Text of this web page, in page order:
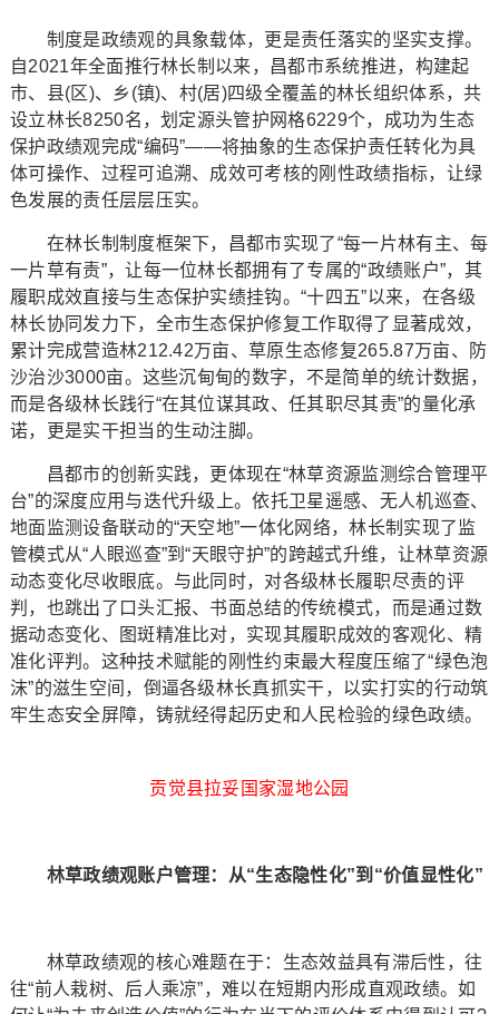
制度是政绩观的具象载体，更是责任落实的坚实支撑。
自2021年全面推行林长制以来，昌都市系统推进，构建起
市、县(区)、乡(镇)、村(居)四级全覆盖的林长组织体系，共
设立林长8250名，划定源头管护网格6229个，成功为生态
保护政绩观完成“编码”——将抽象的生态保护责任转化为具
体可操作、过程可追溯、成效可考核的刚性政绩指标，让绿
色发展的责任层层压实。
在林长制制度框架下，昌都市实现了“每一片林有主、每
一片草有责”，让每一位林长都拥有了专属的“政绩账户”，其
履职成效直接与生态保护实绩挂钩。“十四五”以来，在各级
林长协同发力下，全市生态保护修复工作取得了显著成效，
累计完成营造林212.42万亩、草原生态修复265.87万亩、防
沙治沙3000亩。这些沉甸甸的数字，不是简单的统计数据，
而是各级林长践行“在其位谋其政、任其职尽其责”的量化承
诺，更是实干担当的生动注脚。
昌都市的创新实践，更体现在“林草资源监测综合管理平
台”的深度应用与迭代升级上。依托卫星遥感、无人机巡查、
地面监测设备联动的“天空地”一体化网络，林长制实现了监
管模式从“人眼巡查”到“天眼守护”的跨越式升维，让林草资源
动态变化尽收眼底。与此同时，对各级林长履职尽责的评
判，也跳出了口头汇报、书面总结的传统模式，而是通过数
据动态变化、图斑精准比对，实现其履职成效的客观化、精
准化评判。这种技术赋能的刚性约束最大程度压缩了“绿色泡
沫”的滋生空间，倒逼各级林长真抓实干，以实打实的行动筑
牢生态安全屏障，铸就经得起历史和人民检验的绿色政绩。
贡觉县拉妥国家湿地公园
林草政绩观账户管理：从“生态隐性化”到“价值显性化”
林草政绩观的核心难题在于：生态效益具有滞后性，往
往“前人栽树、后人乘凉”，难以在短期内形成直观政绩。如